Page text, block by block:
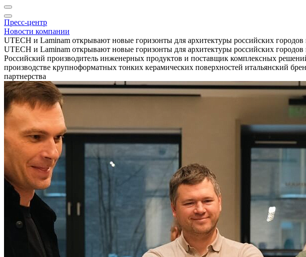
Пресс-центр
Новости компании
UTECH и Laminam открывают новые горизонты для архитектуры российских городов
UTECH и Laminam открывают новые горизонты для архитектуры российских городов
Российский производитель инженерных продуктов и поставщик комплексных
производстве крупноформатных тонких керамических поверхностей итальянский
партнерства